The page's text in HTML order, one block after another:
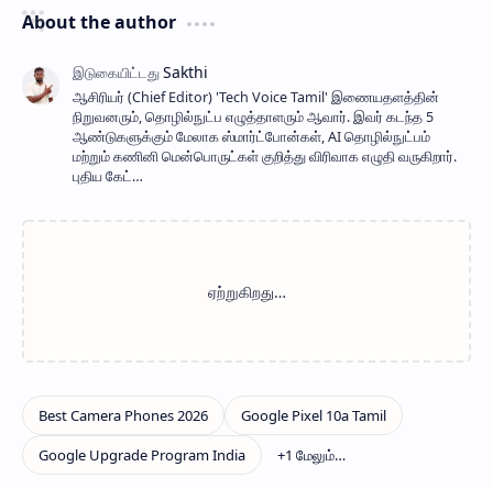
About the author
ஆசிரியர் (Chief Editor) ​'Tech Voice Tamil' இணையதளத்தின்
நிறுவனரும், தொழில்நுட்ப எழுத்தாளரும் ஆவார். இவர் கடந்த 5
ஆண்டுகளுக்கும் மேலாக ஸ்மார்ட்போன்கள், AI தொழில்நுட்பம்
மற்றும் கணினி மென்பொருட்கள் குறித்து விரிவாக எழுதி வருகிறார்.
புதிய கேட்…